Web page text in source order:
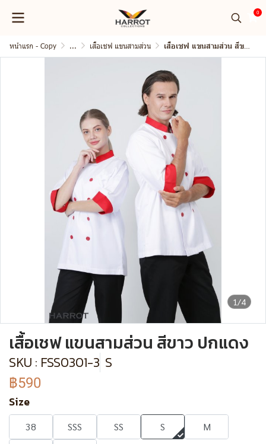
0
หน้าแรก - Copy ... เสื้อเชฟ แขนสามส่วน เสื้อเชฟ แขนสามส่วน สีขาว ปกแดง
1/4
เสื้อเชฟ แขนสามส่วน สีขาว ปกแดง
SKU : FSS0301-3 S
฿590
Size
38 SSS SS S
M